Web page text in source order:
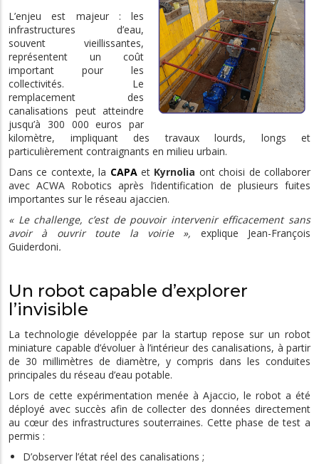
L’enjeu est majeur : les
infrastructures d’eau,
souvent vieillissantes,
représentent un coût
important pour les
collectivités. Le
remplacement des
canalisations peut atteindre
jusqu’à 300 000 euros par
kilomètre, impliquant des travaux lourds, longs et
particulièrement contraignants en milieu urbain.
Dans ce contexte, la CAPAet Kyrnolia ont choisi de collaborer
avec ACWA Robotics après l’identification de plusieurs fuites
importantes sur le réseau ajaccien.
« Le challenge, c’est de pouvoir intervenir efficacement sans
avoir à ouvrir toute la voirie », explique Jean-François
Guiderdoni.
Un robot capable d’explorer
l’invisible
La technologie développée par la startup repose sur un robot
miniature capable d’évoluer à l’intérieur des canalisations, à partir
de 30 millimètres de diamètre, y compris dans les conduites
principales du réseau d’eau potable.
Lors de cette expérimentation menée à Ajaccio, le robot a été
déployé avec succès afin de collecter des données directement
au cœur des infrastructures souterraines. Cette phase de test a
permis :
D’observer l’état réel des canalisations ;